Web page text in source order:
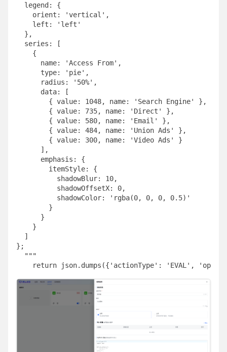
  legend: {
    orient: 'vertical',
    left: 'left'
  },
  series: [
    {
      name: 'Access From',
      type: 'pie',
      radius: '50%',
      data: [
        { value: 1048, name: 'Search Engine' },
        { value: 735, name: 'Direct' },
        { value: 580, name: 'Email' },
        { value: 484, name: 'Union Ads' },
        { value: 300, name: 'Video Ads' }
      ],
      emphasis: {
        itemStyle: {
          shadowBlur: 10,
          shadowOffsetX: 0,
          shadowColor: 'rgba(0, 0, 0, 0.5)'
        }
      }
    }
  ]
};
  """
return json.dumps({'actionType': 'EVAL',